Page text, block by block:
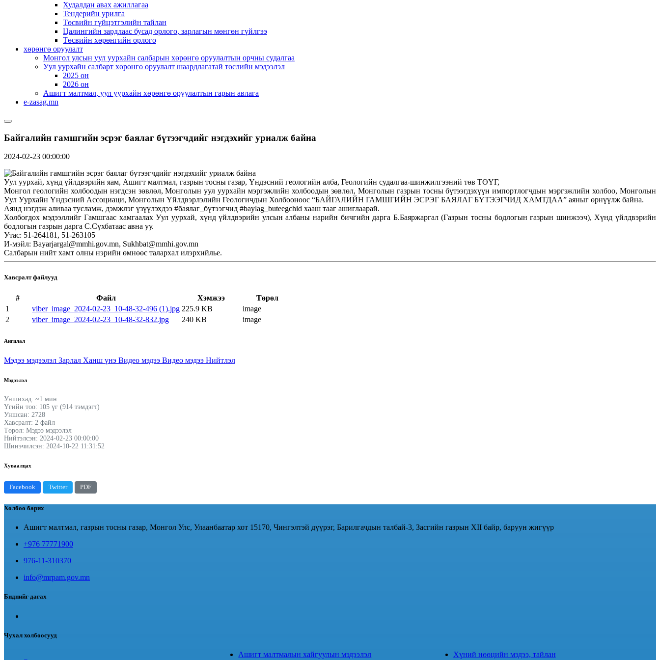
Худалдан авах ажиллагаа
Тендерийн урилга
Төсвийн гүйцэтгэлийн тайлан
Цалингийн зардлаас бусад орлого, зарлагын мөнгөн гүйлгээ
Төсвийн хөрөнгийн орлого
хөрөнгө оруулалт
Монгол улсын уул уурхайн салбарын хөрөнгө оруулалтын орчны судалгаа
Уул уурхайн салбарт хөрөнгө оруулалт шаардлагатай төслийн мэдээлэл
2025 он
2026 он
Ашигт малтмал, уул уурхайн хөрөнгө оруулалтын гарын авлага
e-zasag.mn
Байгалийн гамшгийн эсрэг баялаг бүтээгчдийг нэгдэхийг уриалж байна
2024-02-23 00:00:00
Уул уурхай, хүнд үйлдвэрийн яам, Ашигт малтмал, газрын тосны газар, Үндэсний геологийн алба, Геологийн судалгаа-шинжилгээний төв ТӨҮГ,
Монгол геологийн холбоодын нэгдсэн зөвлөл, Монголын уул уурхайн мэргэжлийн холбоодын зөвлөл, Монголын газрын тосны бүтээгдэхүүн импортлогчдын мэргэжлийн холбоо, Монголын
Уул Уурхайн Үндэсний Ассоциаци, Монголын Үйлдвэрлэлийн Геологичдын Холбооноос “БАЙГАЛИЙН ГАМШГИЙН ЭСРЭГ БАЯЛАГ БҮТЭЭГЧИД ХАМТДАА” аяныг өрнүүлж байна.
Аянд нэгдэж аливаа тусламж, дэмжлэг үзүүлэхдээ #баялаг_бүтээгчид #baylag_buteegchid хааш тааг ашиглаарай.
Холбогдох мэдээллийг Гамшгаас хамгаалах Уул уурхай, хүнд үйлдвэрийн улсын албаны нарийн бичгийн дарга Б.Баяржаргал (Газрын тосны бодлогын газрын шинжээч), Хүнд үйлдвэрийн
бодлогын газрын дарга С.Сүхбатаас авна уу.
Утас: 51-264181, 51-263105
И-мэйл: Bayarjargal@mmhi.gov.mn, Sukhbat@mmhi.gov.mn
Салбарын нийт хамт олны нэрийн өмнөөс талархал илэрхийлье.
Хавсралт файлууд
# Файл Хэмжээ
Төрөл
1
viber_image_2024-02-23_10-48-32-496 (1).jpg 225.9 KB
image
2
viber_image_2024-02-23_10-48-32-832.jpg 240 KB image
Ангилал
Мэдээ мэдээлэл Зарлал Ханш үнэ Видео мэдээ Видео мэдээ Нийтлэл
Мэдээлэл
Уншихад: ~1 мин
Үгийн тоо: 105 үг (914 тэмдэгт)
Уншсан: 2728
Хавсралт: 2 файл
Төрөл: Мэдээ мэдээлэл
Нийтэлсэн: 2024-02-23 00:00:00
Шинэчилсэн: 2024-10-22 11:31:52
Хуваалцах
Facebook Twitter PDF
Холбоо барих
Ашигт малтмал, газрын тосны газар, Монгол Улс, Улаанбаатар хот 15170, Чингэлтэй дүүрэг, Барилгачдын талбай-3, Засгийн газрын XII байр, баруун жигүүр
+976 77771900
976-11-310370
info@mrpam.gov.mn
Биднийг дагах
Чухал холбоосууд
Ашигт малтмалын хайгуулын мэдээлэл Хүний нөөцийн мэдээ, тайлан